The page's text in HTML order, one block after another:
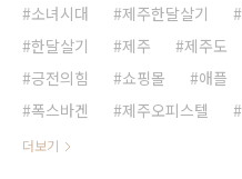
소녀시대
제주한달살기
한달살기
제주 제주도
긍전의힘
쇼핑몰 애플
폭스바겐
제주오피스텔
더보기